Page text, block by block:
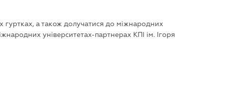
гуртках, а також долучатися до міжнародних
університетах-партнерах КПІ ім. Ігоря